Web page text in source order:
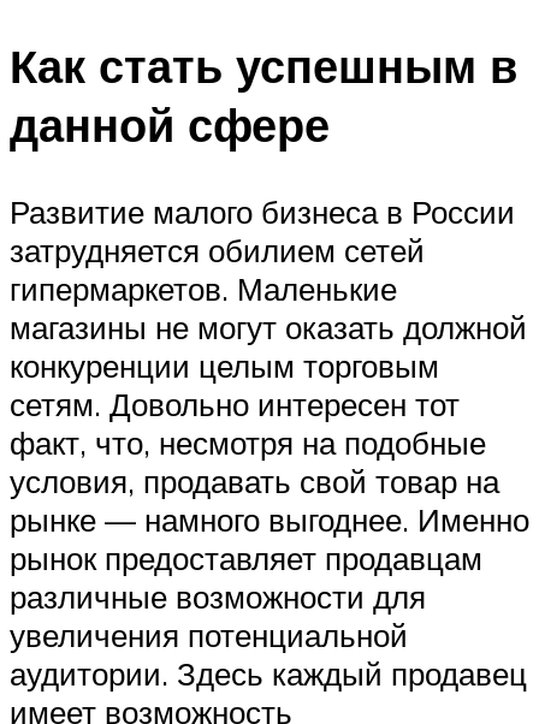
Как стать успешным в
данной сфере
Развитие малого бизнеса в России
затрудняется обилием сетей
гипермаркетов. Маленькие
магазины не могут оказать должной
конкуренции целым торговым
сетям. Довольно интересен тот
факт, что, несмотря на подобные
условия, продавать свой товар на
рынке — намного выгоднее. Именно
рынок предоставляет продавцам
различные возможности для
увеличения потенциальной
аудитории. Здесь каждый продавец
имеет возможность